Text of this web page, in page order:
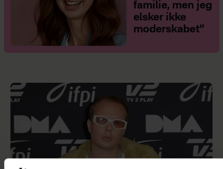
familie, men jeg
elsker ikke
moderskabet”